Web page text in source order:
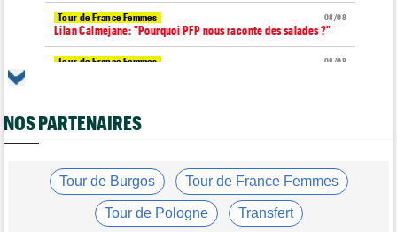
08/08
Tour de France Femmes
Lilan Calmejane: "Pourquoi PFP nous raconte des salades ?"
08/08
Tour de France Femmes
Niedermaier : "J’ai dit à Kasia que ce n’est pas fini"
08/08
Tour de France Femmes
Lorena Wiebes : "Je dois encore finir la journée de demain"
NOS PARTENAIRES
Tour de Burgos Tour de France Femmes
Tour de Pologne Transfert